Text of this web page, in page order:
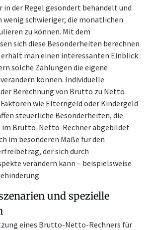
in der Regel gesondert behandelt und
wenig schwieriger, die monatlichen
zu können. Mit dem
sich diese Besonderheiten berechnen
erhält man einen interessanten Einblick
solche Zahlungen die eigene
können. Individuelle
Berechnung von Brutto zu Netto
wie Elterngeld oder Kindergeld
steuerliche Besonderheiten, die
Brutto-Netto-Rechner abgebildet
im besonderen Maße für den
der sich durch
verändern kann – beispielsweise
und spezielle
eines Brutto-Netto-Rechners für